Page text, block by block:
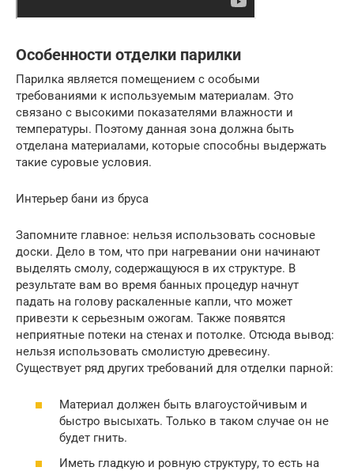
Особенности отделки парилки
Парилка является помещением с особыми
требованиями к используемым материалам. Это
связано с высокими показателями влажности и
температуры. Поэтому данная зона должна быть
отделана материалами, которые способны выдержать
такие суровые условия.
Интерьер бани из бруса
Запомните главное: нельзя использовать сосновые
доски. Дело в том, что при нагревании они начинают
выделять смолу, содержащуюся в их структуре. В
результате вам во время банных процедур начнут
падать на голову раскаленные капли, что может
привезти к серьезным ожогам. Также появятся
неприятные потеки на стенах и потолке. Отсюда вывод:
нельзя использовать смолистую древесину.
Существует ряд других требований для отделки парной:
Материал должен быть влагоустойчивым и
быстро высыхать. Только в таком случае он не
будет гнить.
Иметь гладкую и ровную структуру, то есть на